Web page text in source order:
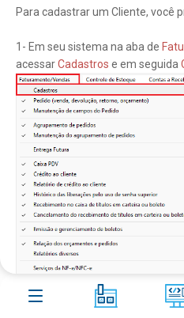
Contato
Blog
10
FAQ 266
Acesso remoto
Para cadastrar um Cliente, você
1- Em seu sistema na aba de
acessarCadastros e em seguida